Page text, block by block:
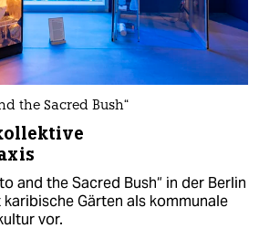
the Sacred Bush“
and the Sacred Bush“ in der Berlin
Gärten als kommunale
vor.